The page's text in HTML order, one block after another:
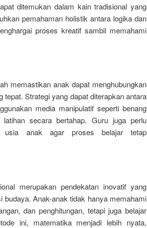
ditemukan dalam kain tradisional yang
pemahaman holistik antara logika dan
proses kreatif sambil memahami
memastikan anak dapat menghubungkan
Strategi yang dapat diterapkan antara
media manipulatif seperti benang
secara bertahap. Guru juga perlu
usia anak agar proses belajar tetap
merupakan pendekatan inovatif yang
Anak-anak tidak hanya memahami
dan penghitungan, tetapi juga belajar
ini, matematika menjadi lebih nyata,